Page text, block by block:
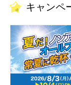
キャンペ